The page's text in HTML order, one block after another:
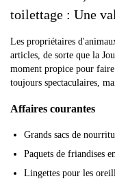
toilettage : Une
Les propriétaires
articles, de sorte que la
moment propice pour faire
toujours spectaculaires,
Affaires courantes
Grands sacs de
Paquets de friandises
Lingettes pour les